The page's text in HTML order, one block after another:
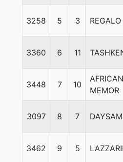
3258 5 3
3360 6 11
3448 7 10
AFRICAN
MEMOR
3097 8 7 DAYSAM
3462 9 5